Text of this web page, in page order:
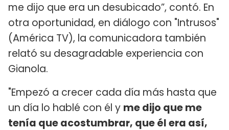
me dijo que era un desubicado”, contó. En
otra oportunidad, en diálogo con "Intrusos"
(América TV), la comunicadora también
relató su desagradable experiencia con
Gianola.
"Empezó a crecer cada día más hasta que
un día lo hablé con él y me dijo que me
tenía que acostumbrar, que él era así,